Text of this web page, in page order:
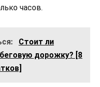
часов.
Стоит ли
дорожку? [8